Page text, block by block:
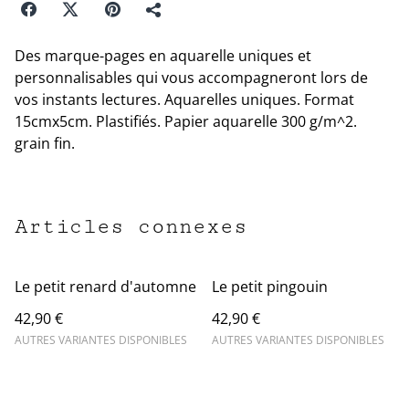
Des marque-pages en aquarelle uniques et
personnalisables qui vous accompagneront lors de
vos instants lectures. Aquarelles uniques. Format
15cmx5cm. Plastifiés. Papier aquarelle 300 g/m^2.
grain fin.
Articles connexes
Le petit renard d'automne
42,90 €
AUTRES VARIANTES DISPONIBLES
Le petit pingouin
42,90 €
AUTRES VARIANTES DISPONIBLES